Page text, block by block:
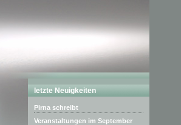
letzte Neuigkeiten
Pirna schreibt
Veranstaltungen im September